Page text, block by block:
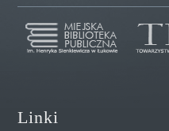
Linki